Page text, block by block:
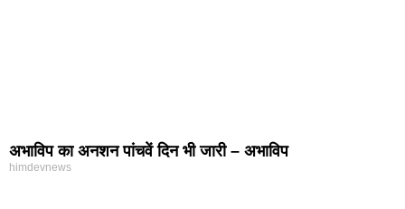
अभाविप का अनशन पांचवें दिन भी जारी – अभाविप
himdevnews